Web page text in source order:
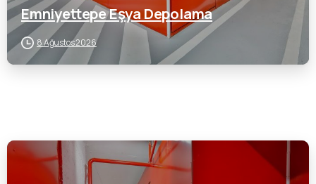
Emniyettepe Eşya Depolama
8 Ağustos 2026